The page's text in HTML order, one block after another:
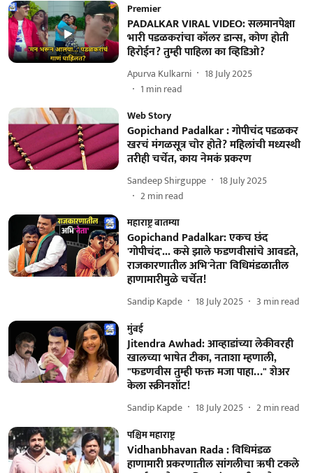
Premier
PADALKAR VIRAL VIDEO: सलमानपेक्षा
भारी पडळकरांचा कॉलर डान्स, कोण होती
हिरोईन? तुम्ही पाहिला का व्हिडिओ?
Apurva Kulkarni
18 July 2025
1 min read
Web Story
Gopichand Padalkar : गोपीचंद पडळकर
खरचं मंगळसूत्र चोर होते? महिलांची मध्यस्थी
तरीही चर्चेत, काय नेमकं प्रकरण
Sandeep Shirguppe
18 July 2025
2min read
महाराष्ट्र बातम्या
Gopichand Padalkar: एकच छंद
'गोपीचंद'... कसे झाले फडणवीसांचे आवडते,
राजकारणातील अभि'नेता' विधिमंडळातील
हाणामारीमुळे चर्चेत!
Sandip Kapde 18 July 2025 3 min read
मुंबई
Jitendra Awhad: आव्हाडांच्या लेकीवरही
खालच्या भाषेत टीका, नताशा म्हणाली,
"फडणवीस तुम्ही फक्त मजा पाहा…" शेअर
केला स्क्रीनशॉट!
Sandip Kapde 18 July 2025 2min read
पश्चिम महाराष्ट्र
Vidhanbhavan Rada : विधिमंडळ
हाणामारी प्रकरणातील सांगलीचा ऋषी टकले